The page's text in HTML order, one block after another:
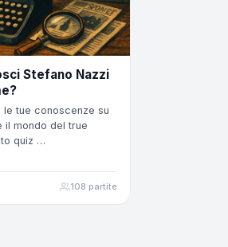
Stefano Nazzi
tue conoscenze su
il mondo del true
quiz …
108 partite